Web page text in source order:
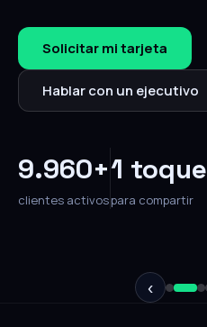
Solicitar mi tarjeta
Hablar con un ejecutivo
9.960+
clientes activos
1 toque
para compartir
‹